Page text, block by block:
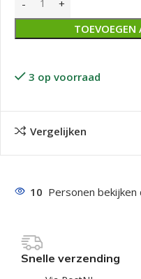
TOEVOEGEN
3 op voorraad
Vergelijken
10 Personen
Snelle verzending